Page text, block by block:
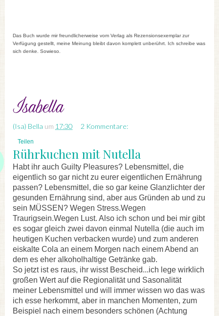
Das Buch wurde mir freundlicherweise vom Verlag als Rezensionsexemplar zur
Verfügung gestellt, meine Meinung bleibt davon komplett unberührt. Ich schreibe was
sich denke. Sowieso.
(Isa) Bella um 17:30 2 Kommentare:
Teilen
Rührkuchen mit Nutella
Habt ihr auch Guilty Pleasures? Lebensmittel, die
eigentlich so gar nicht zu eurer eigentlichen Ernährung
passen? Lebensmittel, die so gar keine Glanzlichter der
gesunden Ernährung sind, aber aus Gründen ab und zu
sein MÜSSEN? Wegen Stress.Wegen
Traurigsein.Wegen Lust. Also ich schon und bei mir gibt
es sogar gleich zwei davon einmal Nutella (die auch im
heutigen Kuchen verbacken wurde) und zum anderen
eiskalte Cola an einem Morgen nach einem Abend an
dem es eher alkoholhaltige Getränke gab.
So jetzt ist es raus, ihr wisst Bescheid...ich lege wirklich
großen Wert auf die Regionalität und Sasonalität
meiner Lebensmittel und will immer wissen wo das was
ich esse herkommt, aber in manchen Momenten, zum
Beispiel nach einem besonders schönen (Achtung